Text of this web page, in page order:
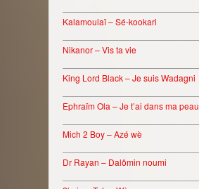
Kalamoulaï – Sé-kookari
Nikanor – Vis ta vie
King Lord Black – Je suis Wadagni
Ephraïm Ola – Je t’ai dans ma peau
Mich 2 Boy – Azé wè
Dr Rayan – Dalômin noumi